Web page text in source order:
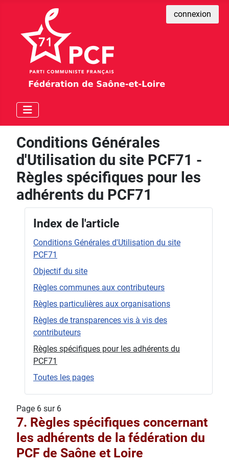
connexion
Conditions Générales
d'Utilisation du site PCF71 -
Règles spécifiques pour les
adhérents du PCF71
Index de l'article
Conditions Générales d'Utilisation du site
PCF71
Objectif du site
Règles communes aux contributeurs
Règles particulières aux organisations
Règles de transparences vis à vis des
contributeurs
Règles spécifiques pour les adhérents du
PCF71
Toutes les pages
Page 6 sur 6
7. Règles spécifiques concernant
les adhérents de la fédération du
PCF de Saône et Loire